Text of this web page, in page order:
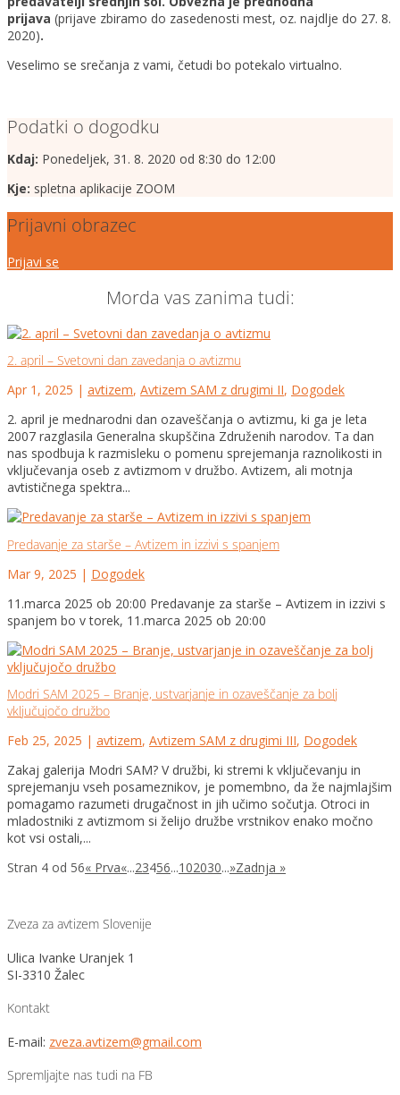
prijava (prijave zbiramo do zasedenosti mest, oz. najdlje do 27. 8.
2020).
Veselimo se srečanja z vami, četudi bo potekalo virtualno.
Podatki o dogodku
Kdaj: Ponedeljek, 31. 8. 2020 od 8:30 do 12:00
Kje: spletna aplikacije ZOOM
Prijavni obrazec
Prijavi se
Morda vas zanima tudi:
2. april – Svetovni dan zavedanja o avtizmu
Apr 1, 2025 | avtizem, Avtizem SAM z drugimi II, Dogodek
2. april je mednarodni dan ozaveščanja o avtizmu, ki ga je leta
2007 razglasila Generalna skupščina Združenih narodov. Ta dan
nas spodbuja k razmisleku o pomenu sprejemanja raznolikosti in
vključevanja oseb z avtizmom v družbo. Avtizem, ali motnja
avtističnega spektra...
Predavanje za starše – Avtizem in izzivi s spanjem
Mar 9, 2025 | Dogodek
11.marca 2025 ob 20:00 Predavanje za starše – Avtizem in izzivi s
spanjem bo v torek, 11.marca 2025 ob 20:00
Modri SAM 2025 – Branje, ustvarjanje in ozaveščanje za bolj
vključujočo družbo
Feb 25, 2025 | avtizem, Avtizem SAM z drugimi III, Dogodek
Zakaj galerija Modri SAM? V družbi, ki stremi k vključevanju in
sprejemanju vseh posameznikov, je pomembno, da že najmlajšim
pomagamo razumeti drugačnost in jih učimo sočutja. Otroci in
mladostniki z avtizmom si želijo družbe vrstnikov enako močno
kot vsi ostali,...
Stran 4 od 56« Prva«...23456...102030...»Zadnja »
Zveza za avtizem Slovenije
Ulica Ivanke Uranjek 1
SI-3310 Žalec
Kontakt
E-mail: zveza.avtizem@gmail.com
Spremljajte nas tudi na FB